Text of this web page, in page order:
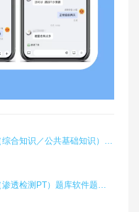
2026年江苏省常州市事业单位招聘考试（综合知识／公共基础知识）在线题库题引力
2026年特种设备无损检测人员资格考试（渗透检测PT）题库软件题引力